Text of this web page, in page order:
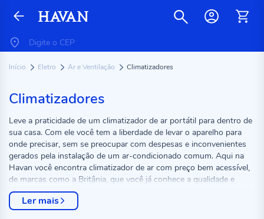
Início Eletro Ar e Ventilação Climatizadores
Climatizadores
Leve a praticidade de um climatizador de ar portátil para dentro de
sua casa. Com ele você tem a liberdade de levar o aparelho para
onde precisar, sem se preocupar com despesas e inconvenientes
gerados pela instalação de um ar-condicionado comum. Aqui na
Havan você encontra climatizador de ar com preço bem acessível,
de marcas como a Britânia, que você já conhece a qualidade e
confia. Aproveite agora mesmo nossas melhores ofertas.
Ler mais